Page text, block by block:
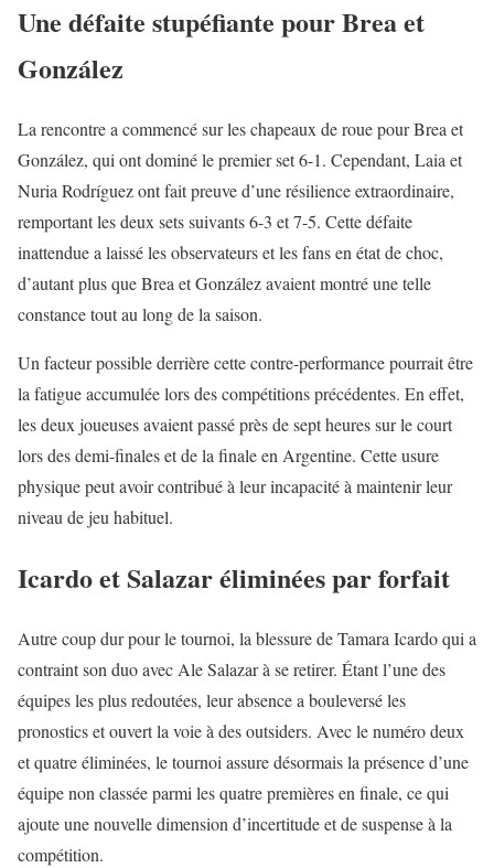
Une défaite stupéfiante pour Brea et
González
La rencontre a commencé sur les chapeaux de roue pour Brea et
González, qui ont dominé le premier set 6-1. Cependant, Laia et
Nuria Rodríguez ont fait preuve d’une résilience extraordinaire,
remportant les deux sets suivants 6-3 et 7-5. Cette défaite
inattendue a laissé les observateurs et les fans en état de choc,
d’autant plus que Brea et González avaient montré une telle
constance tout au long de la saison.
Un facteur possible derrière cette contre-performance pourrait être
la fatigue accumulée lors des compétitions précédentes. En effet,
les deux joueuses avaient passé près de sept heures sur le court
lors des demi-finales et de la finale en Argentine. Cette usure
physique peut avoir contribué à leur incapacité à maintenir leur
niveau de jeu habituel.
Icardo et Salazar éliminées par forfait
Autre coup dur pour le tournoi, la blessure de Tamara Icardo qui a
contraint son duo avec Ale Salazar à se retirer. Étant l’une des
équipes les plus redoutées, leur absence a bouleversé les
pronostics et ouvert la voie à des outsiders. Avec le numéro deux
et quatre éliminées, le tournoi assure désormais la présence d’une
équipe non classée parmi les quatre premières en finale, ce qui
ajoute une nouvelle dimension d’incertitude et de suspense à la
compétition.